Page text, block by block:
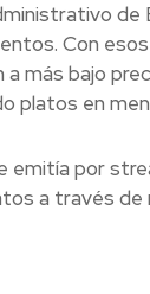
de
Con
más bajo
platos en
emitía por
a través de